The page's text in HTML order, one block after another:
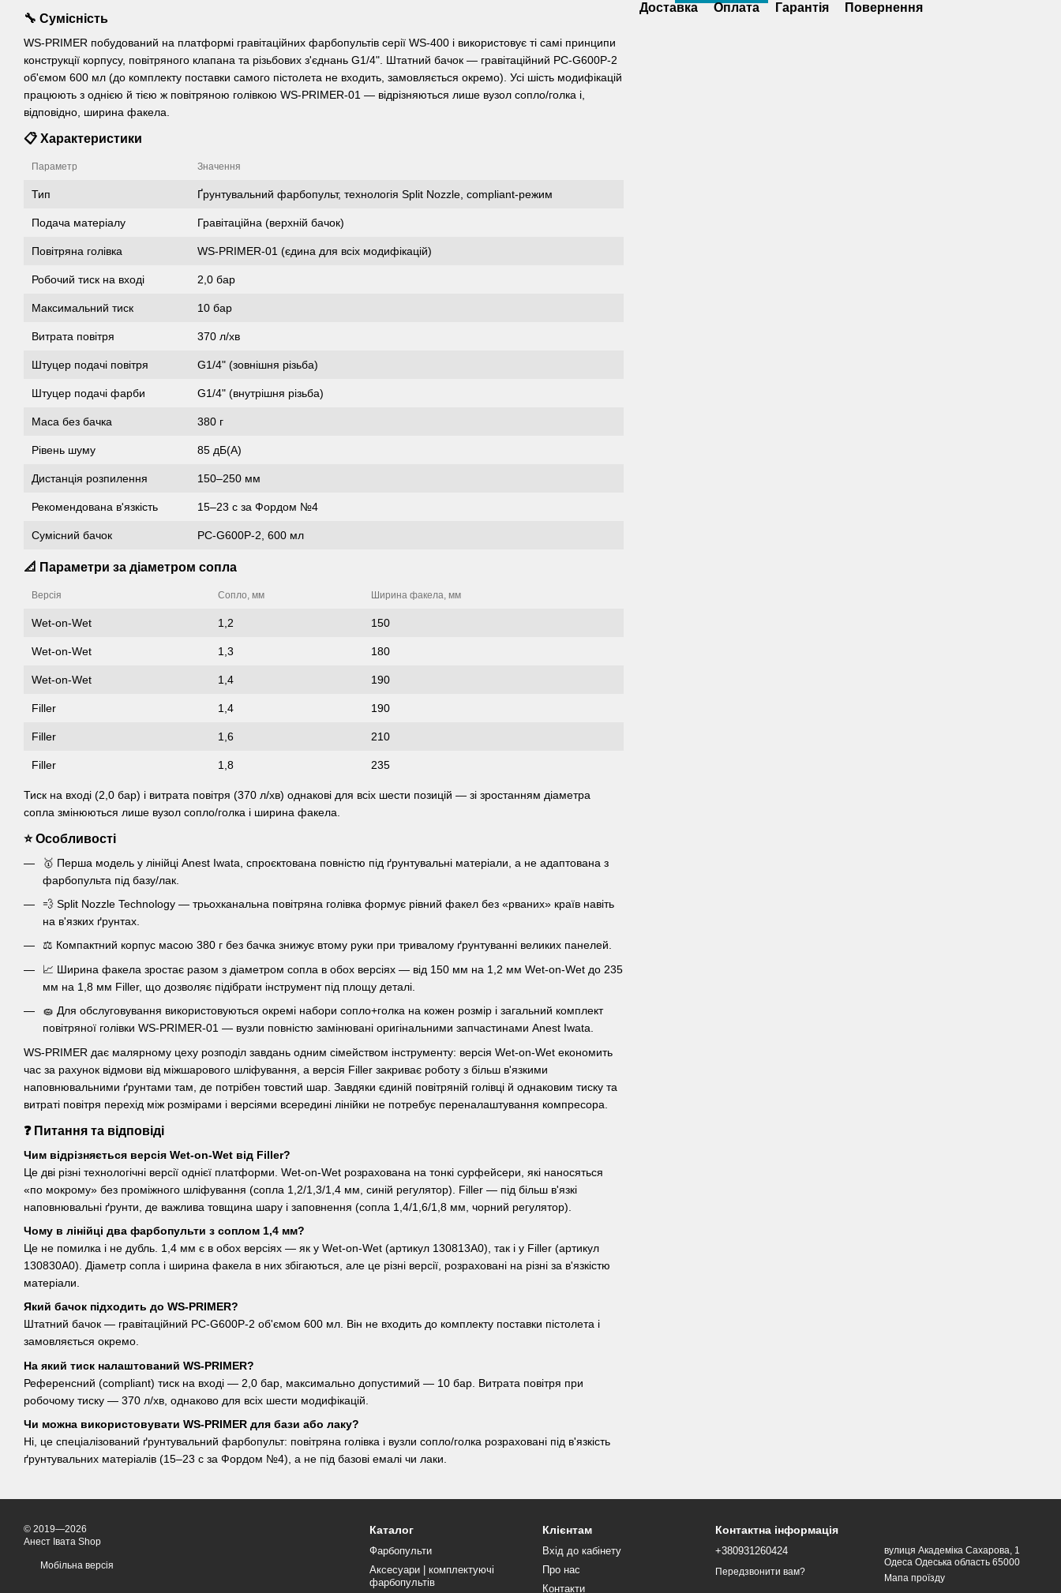
🔧 Сумісність
WS-PRIMER побудований на платформі гравітаційних фарбопультів серії WS-400 і використовує ті самі принципи
конструкції корпусу, повітряного клапана та різьбових з'єднань G1/4". Штатний бачок — гравітаційний PC-G600P-2
об'ємом 600 мл (до комплекту поставки самого пістолета не входить, замовляється окремо). Усі шість модифікацій
працюють з однією й тією ж повітряною голівкою WS-PRIMER-01 — відрізняються лише вузол сопло/голка і,
відповідно, ширина факела.
📋 Характеристики
Параметр Значення
Тип Ґрунтувальний фарбопульт, технологія Split Nozzle, compliant-режим
Подача матеріалу Гравітаційна (верхній бачок)
Повітряна голівка WS-PRIMER-01 (єдина для всіх модифікацій)
Робочий тиск на вході 2,0 бар
Максимальний тиск 10 бар
Витрата повітря 370 л/хв
Штуцер подачі повітря G1/4" (зовнішня різьба)
Штуцер подачі фарби G1/4" (внутрішня різьба)
Маса без бачка 380 г
Рівень шуму 85 дБ(A)
Дистанція розпилення 150–250 мм
Рекомендована в'язкість 15–23 с за Фордом №4
Сумісний бачок PC-G600P-2, 600 мл
📐 Параметри за діаметром сопла
Версія Сопло, мм Ширина факела, мм
Wet-on-Wet 1,2 150
Wet-on-Wet 1,3 180
Wet-on-Wet 1,4 190
Filler 1,4 190
Filler 1,6 210
Filler 1,8 235
Тиск на вході (2,0 бар) і витрата повітря (370 л/хв) однакові для всіх шести позицій — зі зростанням діаметра
сопла змінюються лише вузол сопло/голка і ширина факела.
⭐ Особливості
🥇 Перша модель у лінійці Anest Iwata, спроєктована повністю під ґрунтувальні матеріали, а не адаптована з
фарбопульта під базу/лак.
💨 Split Nozzle Technology — трьохканальна повітряна голівка формує рівний факел без «рваних» країв навіть
на в'язких ґрунтах.
⚖️ Компактний корпус масою 380 г без бачка знижує втому руки при тривалому ґрунтуванні великих панелей.
📈 Ширина факела зростає разом з діаметром сопла в обох версіях — від 150 мм на 1,2 мм Wet-on-Wet до 235
мм на 1,8 мм Filler, що дозволяє підібрати інструмент під площу деталі.
🧽 Для обслуговування використовуються окремі набори сопло+голка на кожен розмір і загальний комплект
повітряної голівки WS-PRIMER-01 — вузли повністю замінювані оригінальними запчастинами Anest Iwata.
WS-PRIMER дає малярному цеху розподіл завдань одним сімейством інструменту: версія Wet-on-Wet економить
час за рахунок відмови від міжшарового шліфування, а версія Filler закриває роботу з більш в'язкими
наповнювальними ґрунтами там, де потрібен товстий шар. Завдяки єдиній повітряній голівці й однаковим тиску та
витраті повітря перехід між розмірами і версіями всередині лінійки не потребує переналаштування компресора.
❓ Питання та відповіді
Чим відрізняється версія Wet-on-Wet від Filler?
Це дві різні технологічні версії однієї платформи. Wet-on-Wet розрахована на тонкі сурфейсери, які наносяться
«по мокрому» без проміжного шліфування (сопла 1,2/1,3/1,4 мм, синій регулятор). Filler — під більш в'язкі
наповнювальні ґрунти, де важлива товщина шару і заповнення (сопла 1,4/1,6/1,8 мм, чорний регулятор).
Чому в лінійці два фарбопульти з соплом 1,4 мм?
Це не помилка і не дубль. 1,4 мм є в обох версіях — як у Wet-on-Wet (артикул 130813A0), так і у Filler (артикул
130830A0). Діаметр сопла і ширина факела в них збігаються, але це різні версії, розраховані на різні за в'язкістю
матеріали.
Який бачок підходить до WS-PRIMER?
Штатний бачок — гравітаційний PC-G600P-2 об'ємом 600 мл. Він не входить до комплекту поставки пістолета і
замовляється окремо.
На який тиск налаштований WS-PRIMER?
Референсний (compliant) тиск на вході — 2,0 бар, максимально допустимий — 10 бар. Витрата повітря при
робочому тиску — 370 л/хв, однаково для всіх шести модифікацій.
Чи можна використовувати WS-PRIMER для бази або лаку?
Ні, це спеціалізований ґрунтувальний фарбопульт: повітряна голівка і вузли сопло/голка розраховані під в'язкість
ґрунтувальних матеріалів (15–23 с за Фордом №4), а не під базові емалі чи лаки.
Доставка Оплата Гарантія Повернення
© 2019—2026
Анест Івата Shop
Мобільна версія
Каталог
Фарбопульти
Аксесуари | комплектуючі
фарбопультів
Клієнтам
Вхід до кабінету
Про нас
Контакти
Контактна інформація
+380931260424
Передзвонити вам?
вулиця Академіка Сахарова, 1
Одеса Одеська область 65000
Мапа проїзду